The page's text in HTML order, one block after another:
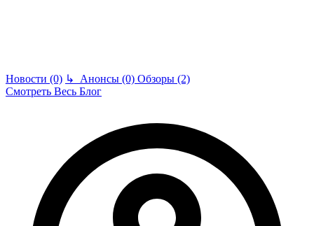
Новости (0) ↳ Анонсы (0) Обзоры (2)
Смотреть Весь Блог